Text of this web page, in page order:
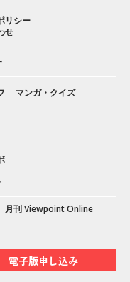
リシー
せ
マンガ・クイズ
月刊 Viewpoint Online
電子版申し込み